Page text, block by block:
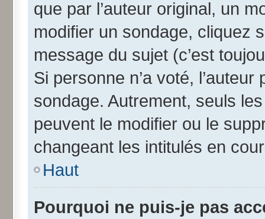
que par l’auteur original, un
modifier un sondage, cliquez
message du sujet (c’est
Si personne n’a voté,
sondage. Autrement, seuls
peuvent le modifier ou le
changeant les intitulés en
Haut
Pourquoi ne puis-je pas